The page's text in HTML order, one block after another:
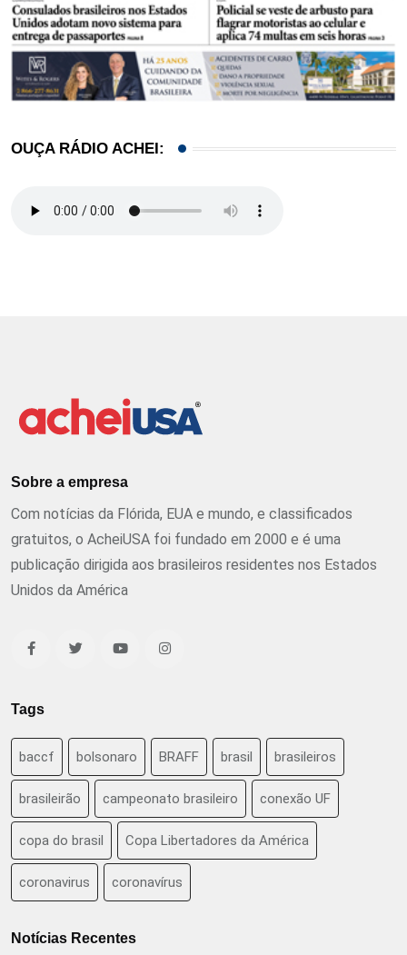
OUÇA RÁDIO ACHEI:
Sobre a empresa
Com notícias da Flórida, EUA e mundo, e classificados
gratuitos, o AcheiUSA foi fundado em 2000 e é uma
publicação dirigida aos brasileiros residentes nos Estados
Unidos da América
Tags
baccf bolsonaro BRAFF brasil brasileiros
brasileirão campeonato brasileiro conexão UF
copa do brasil Copa Libertadores da América
coronavirus coronavírus
Notícias Recentes